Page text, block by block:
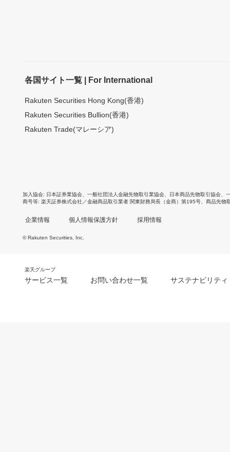
各国サイト一覧 | For International
Rakuten Securities Hong Kong(香港)
Rakuten Securities Bullion(香港)
Rakuten Trade(マレーシア)
加入協会 日本証券業協会 一般社団法人金融先物取引業協会 日本商品先物取引協会
商号等 楽天証券株式会社／金融商品取引業者 関東財務局長（金商）第195号、商品先物
企業情報 個人情報保護方針 採用情報
© Rakuten Securities, Inc.
楽天グループ
サービス一覧 お問い合わせ一覧 サステナビリティ